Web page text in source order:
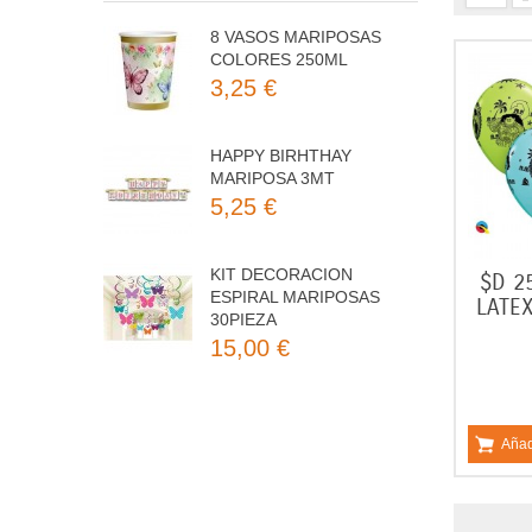
8 VASOS MARIPOSAS
COLORES 250ML
3,25 €
HAPPY BIRHTHAY
MARIPOSA 3MT
5,25 €
KIT DECORACION
ESPIRAL MARIPOSAS
30PIEZA
15,00 €
$D